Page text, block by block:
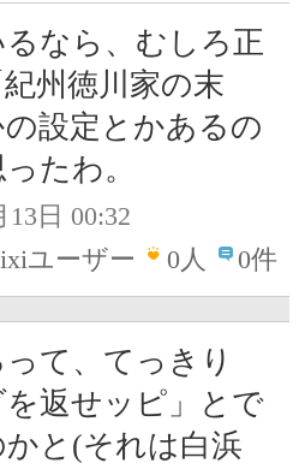
なら、むしろ正
州徳川家の末
設定とかあるの
たわ。
13日 00:32
ユーザー
0人 0件
て、てっきり
を返せッピ」とで
かと(それは白浜